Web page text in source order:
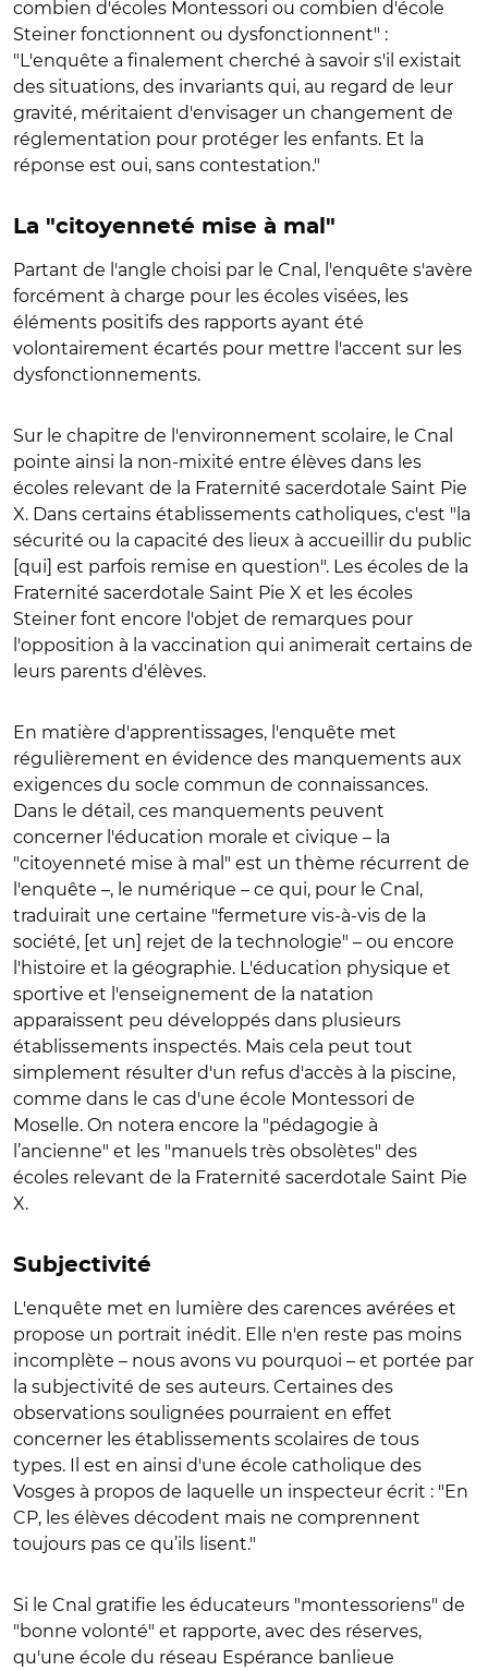
combien d'écoles Montessori ou combien d'école
Steiner fonctionnent ou dysfonctionnent" :
"L'enquête a finalement cherché à savoir s'il existait
des situations, des invariants qui, au regard de leur
gravité, méritaient d'envisager un changement de
réglementation pour protéger les enfants. Et la
réponse est oui, sans contestation."
La "citoyenneté mise à mal"
Partant de l'angle choisi par le Cnal, l'enquête s'avère
forcément à charge pour les écoles visées, les
éléments positifs des rapports ayant été
volontairement écartés pour mettre l'accent sur les
dysfonctionnements.
Sur le chapitre de l'environnement scolaire, le Cnal
pointe ainsi la non-mixité entre élèves dans les
écoles relevant de la Fraternité sacerdotale Saint Pie
X. Dans certains établissements catholiques, c'est "la
sécurité ou la capacité des lieux à accueillir du public
[qui] est parfois remise en question". Les écoles de la
Fraternité sacerdotale Saint Pie X et les écoles
Steiner font encore l'objet de remarques pour
l'opposition à la vaccination qui animerait certains de
leurs parents d'élèves.
En matière d'apprentissages, l'enquête met
régulièrement en évidence des manquements aux
exigences du socle commun de connaissances.
Dans le détail, ces manquements peuvent
concerner l'éducation morale et civique – la
"citoyenneté mise à mal" est un thème récurrent de
l'enquête –, le numérique – ce qui, pour le Cnal,
traduirait une certaine "fermeture vis-à-vis de la
société, [et un] rejet de la technologie" – ou encore
l'histoire et la géographie. L'éducation physique et
sportive et l'enseignement de la natation
apparaissent peu développés dans plusieurs
établissements inspectés. Mais cela peut tout
simplement résulter d'un refus d'accès à la piscine,
comme dans le cas d'une école Montessori de
Moselle. On notera encore la "pédagogie à
l’ancienne" et les "manuels très obsolètes" des
écoles relevant de la Fraternité sacerdotale Saint Pie
X.
Subjectivité
L'enquête met en lumière des carences avérées et
propose un portrait inédit. Elle n'en reste pas moins
incomplète – nous avons vu pourquoi – et portée par
la subjectivité de ses auteurs. Certaines des
observations soulignées pourraient en effet
concerner les établissements scolaires de tous
types. Il est en ainsi d'une école catholique des
Vosges à propos de laquelle un inspecteur écrit : "En
CP, les élèves décodent mais ne comprennent
toujours pas ce qu’ils lisent."
Si le Cnal gratifie les éducateurs "montessoriens" de
"bonne volonté" et rapporte, avec des réserves,
qu'une école du réseau Espérance banlieue